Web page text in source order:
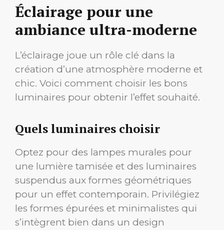
Éclairage pour une
ambiance ultra-moderne
L’éclairage joue un rôle clé dans la
création d’une atmosphère moderne et
chic. Voici comment choisir les bons
luminaires pour obtenir l’effet souhaité.
Quels luminaires choisir
Optez pour des lampes murales pour
une lumière tamisée et des luminaires
suspendus aux formes géométriques
pour un effet contemporain. Privilégiez
les formes épurées et minimalistes qui
s’intègrent bien dans un design